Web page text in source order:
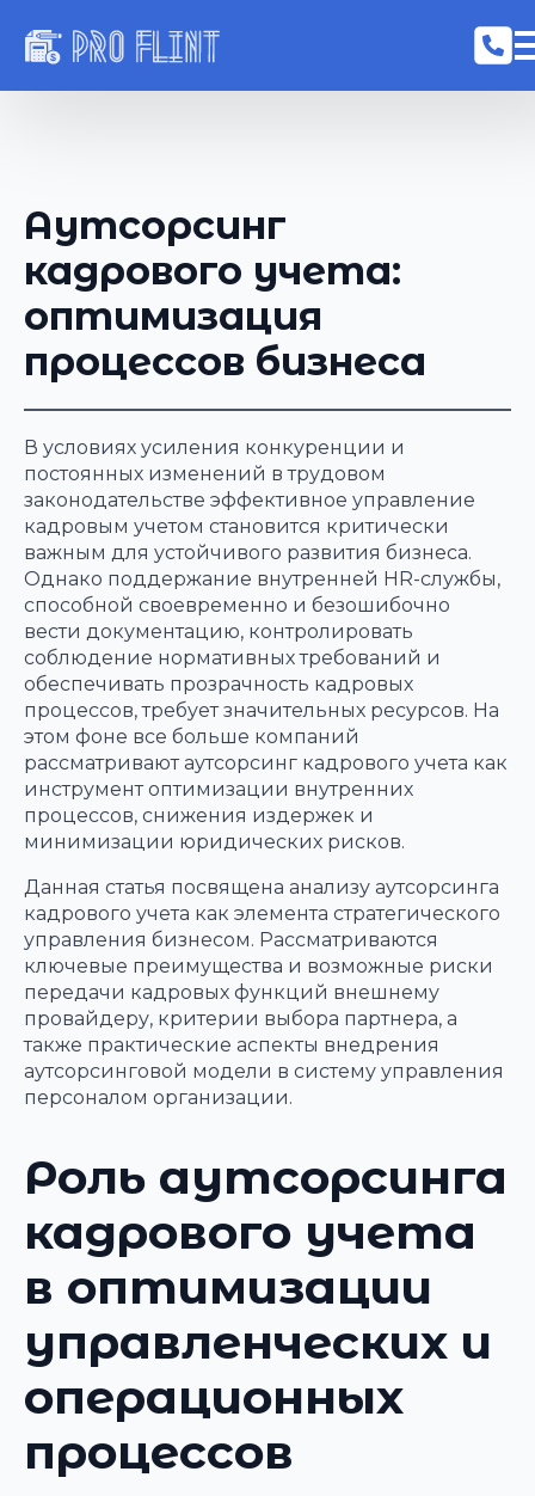
Аутсорсинг
кадрового учета:
оптимизация
процессов бизнеса
В условиях усиления конкуренции и
постоянных изменений в трудовом
законодательстве эффективное управление
кадровым учетом становится критически
важным для устойчивого развития бизнеса.
Однако поддержание внутренней HR-службы,
способной своевременно и безошибочно
вести документацию, контролировать
соблюдение нормативных требований и
обеспечивать прозрачность кадровых
процессов, требует значительных ресурсов. На
этом фоне все больше компаний
рассматривают аутсорсинг кадрового учета как
инструмент оптимизации внутренних
процессов, снижения издержек и
минимизации юридических рисков.
Данная статья посвящена анализу аутсорсинга
кадрового учета как элемента стратегического
управления бизнесом. Рассматриваются
ключевые преимущества и возможные риски
передачи кадровых функций внешнему
провайдеру, критерии выбора партнера, а
также практические аспекты внедрения
аутсорсинговой модели в систему управления
персоналом организации.
Роль аутсорсинга
кадрового учета
в оптимизации
управленческих и
операционных
процессов